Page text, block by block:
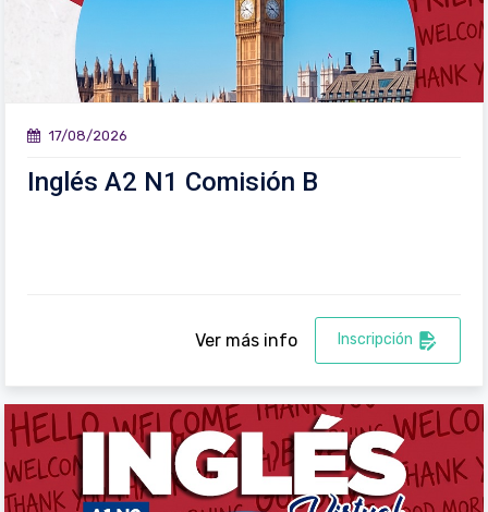
17/08/2026
Inglés A2 N1 Comisión B
Ver más info Inscripción